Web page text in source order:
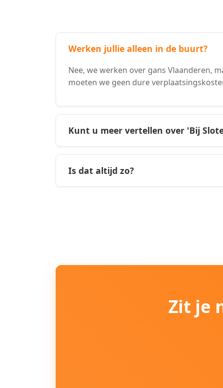
Werken jullie alleen in de buurt?
Nee, we werken over gans Vlaanderen,
moeten we geen dure
Kunt u meer vertellen over 'Bij
Is dat altijd zo?
Zit je